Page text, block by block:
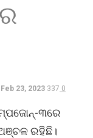
Feb 23, 2023 337 0
୩ରେ
ଅଞ୍ଚଳ ରହିଛି।